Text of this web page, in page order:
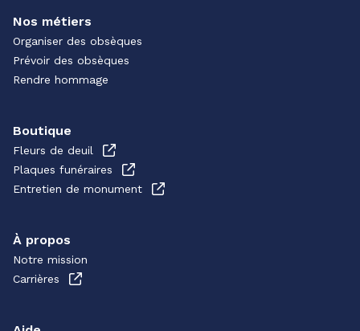
Nos métiers
Organiser des obsèques
Prévoir des obsèques
Rendre hommage
Boutique
Fleurs de deuil
Plaques funéraires
Entretien de monument
À propos
Notre mission
Carrières